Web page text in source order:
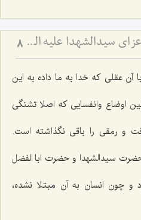
اهداف برگزاری مجالس عزای سیدالشهدا علیه السّلام 8
آن عقلی که خدا به ما داده به این
اوضاع وانفسایی که اصلا تشنگی
و رمقی را باقی نگذاشته است.
سیدالشهدا و حضرت ابا الفضل
چون انسان به آن مبتلا نشده،